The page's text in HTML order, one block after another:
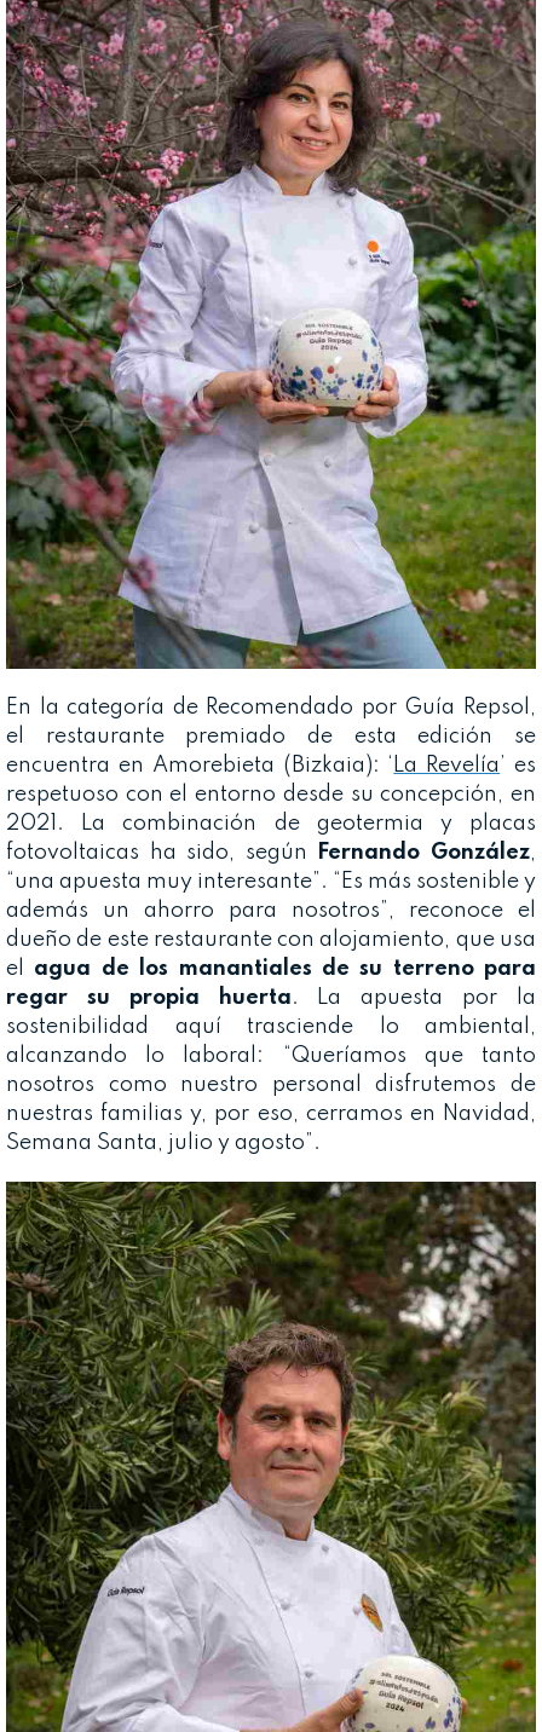
En la categoría de Recomendado por Guía Repsol,
el restaurante premiado de esta edición se
encuentra en Amorebieta (Bizkaia): ‘ La Revelía ’ es
respetuoso con el entorno desde su concepción, en
2021. La combinación de geotermia y placas
fotovoltaicas ha sido, según
Fernando González,
“una apuesta muy interesante”. “Es más sostenible y
además un ahorro para nosotros”, reconoce el
dueño de este restaurante con alojamiento, que usa
el agua de los manantiales de su terreno para
regar su propia huerta. La apuesta por la
sostenibilidad aquí trasciende lo ambiental,
alcanzando lo laboral: “Queríamos que tanto
nosotros como nuestro personal disfrutemos de
nuestras familias y, por eso, cerramos en Navidad,
Semana Santa, julio y agosto”.